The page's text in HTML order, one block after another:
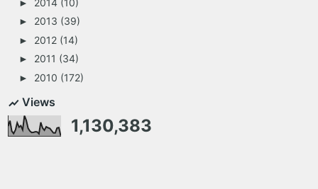
► 2014 (10)
► 2013 (39)
► 2012 (14)
► 2011 (34)
► 2010 (172)
Views
1,130,383